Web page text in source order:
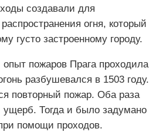
создавали для
огня, который
густо застроенному городу.
пожаров Прага проходила
разбушевался в 1503 году.
повторный пожар. Оба раза
ущерб. Тогда и было задумано
помощи проходов.